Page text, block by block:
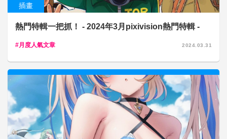
插畫
熱門特輯一把抓！ - 2024年3月pixivision熱門特輯 -
月度人氣文章 2024.03.31